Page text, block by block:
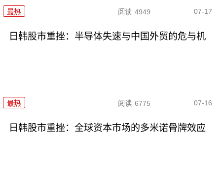
最热 阅读 4949 07-17
日韩股市重挫：半导体失速与中国外贸的危与机
最热 阅读 6775 07-16
日韩股市重挫：全球资本市场的多米诺骨牌效应